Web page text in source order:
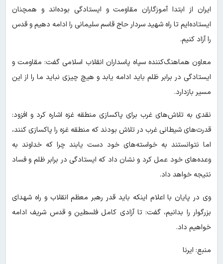
ایران از ابتدا آموزگاران مقاومت و ایستادگی بوده‌اند و همچنان
ایستاده‌ایم تا راه شهید سردار حاج قاسم سلیمانی را ادامه دهیم و قدس
را آزاد کنیم.
معاون هماهنگ‌کننده سپاه پاسداران انقلاب اسلامی گفت: مقاومت و
ایستادگی در برابر ظلم باید ادامه یابد و هیچ چیزی نباید ما را از این
مسیر بازدارد.
نقدی به تلاش‌های غرب برای پاکسازی منطقه غزه اشاره کرد و افزود:
قدرت‌های شیطانی غرب در تلاش بودند که منطقه غزه را پاکسازی کنند،
اما نتوانستند به خواسته‌های خود دست یابند چرا که خداوند به
وعده‌های خود عمل کرد و نشان داد که ایستادگی در برابر ظلم و فساد
نتیجه خواهد داد.
وی در پایان با اعلام اینکه باید قدر رهبر معظم انقلاب و راه شهدای
بزرگوار را بدانیم، گفت: تا آزادی کامل فلسطین و قدس شریف ادامه
خواهیم داد.
منبع: ایرنا